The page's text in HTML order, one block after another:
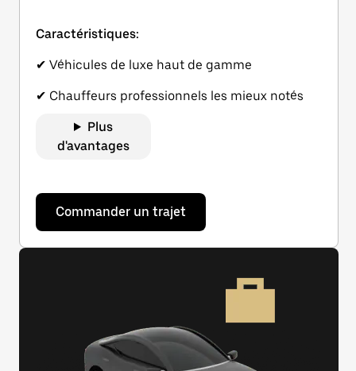
Caractéristiques:
✔ Véhicules de luxe haut de gamme
✔ Chauffeurs professionnels les mieux notés
Plus
d'avantages
Commander un trajet